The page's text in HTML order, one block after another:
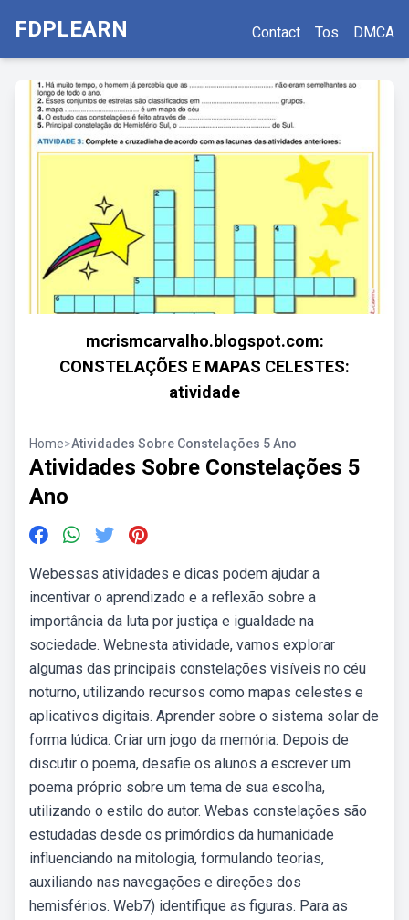
FDPLEARN Contact Tos DMCA
mcrismcarvalho.blogspot.com:
CONSTELAÇÕES E MAPAS CELESTES:
atividade
Home>Atividades Sobre Constelações 5 Ano
Atividades Sobre Constelações 5
Ano
Webessas atividades e dicas podem ajudar a
incentivar o aprendizado e a reflexão sobre a
importância da luta por justiça e igualdade na
sociedade. Webnesta atividade, vamos explorar
algumas das principais constelações visíveis no céu
noturno, utilizando recursos como mapas celestes e
aplicativos digitais. Aprender sobre o sistema solar de
forma lúdica. Criar um jogo da memória. Depois de
discutir o poema, desafie os alunos a escrever um
poema próprio sobre um tema de sua escolha,
utilizando o estilo do autor. Webas constelações são
estudadas desde os primórdios da humanidade
influenciando na mitologia, formulando teorias,
auxiliando nas navegações e direções dos
hemisférios. Web7) identifique as figuras. Para as